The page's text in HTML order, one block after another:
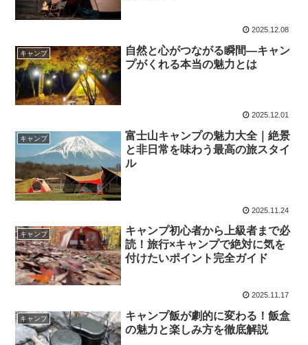
2025.12.08
キャンプ
自然と心がつながる瞬間―キャン
プがくれる本当の魅力とは
2025.12.01
キャンプ
富士山キャンプの魅力大全｜絶景
と非日常を味わう最高の旅スタイ
ル
2025.11.24
キャンプ
キャンプ初心者から上級者まで必
読！旅行×キャンプで絶対に気を
付けたいポイント完全ガイド
2025.11.17
キャンプ
キャンプ飯が劇的に変わる！飯盒
の魅力と楽しみ方を徹底解説